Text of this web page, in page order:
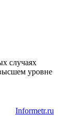
случаях
уровне
Informetr.ru